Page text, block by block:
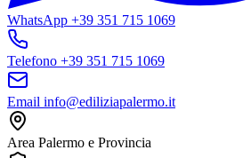
WhatsApp +39 351 715 1069
Telefono +39 351 715 1069
Email info@ediliziapalermo.it
Area Palermo e Provincia